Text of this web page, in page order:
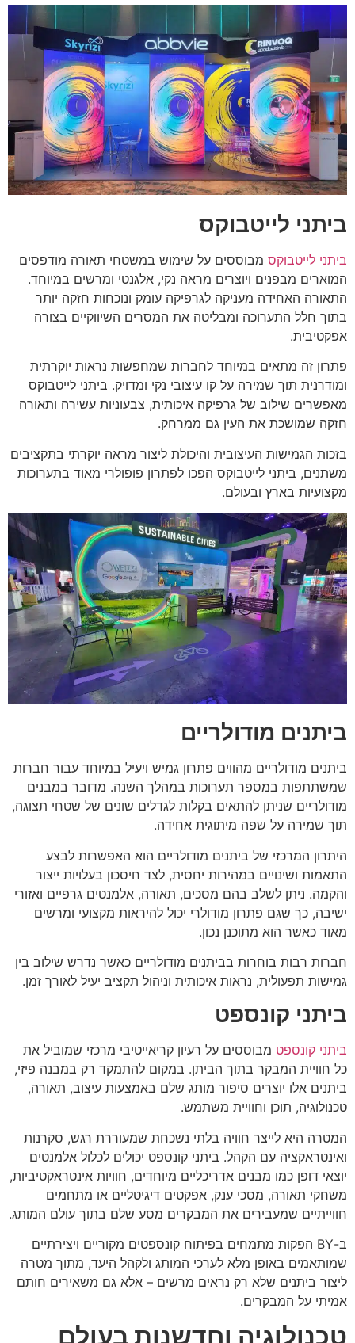
ביתני לייטבוקס
ביתני לייטבוקס מבוססים על שימוש במשטחי תאורה מודפסים
המוארים מבפנים ויוצרים מראה נקי, אלגנטי ומרשים במיוחד.
התאורה האחידה מעניקה לגרפיקה עומק ונוכחות חזקה יותר
בתוך חלל התערוכה ומבליטה את המסרים השיווקיים בצורה
אפקטיבית.
פתרון זה מתאים במיוחד לחברות שמחפשות נראות יוקרתית
ומודרנית תוך שמירה על קו עיצובי נקי ומדויק. ביתני לייטבוקס
מאפשרים שילוב של גרפיקה איכותית, צבעוניות עשירה ותאורה
חזקה שמושכת את העין גם ממרחק.
בזכות הגמישות העיצובית והיכולת ליצור מראה יוקרתי בתקציבים
משתנים, ביתני לייטבוקס הפכו לפתרון פופולרי מאוד בתערוכות
מקצועיות בארץ ובעולם.
ביתנים מודולריים
ביתנים מודולריים מהווים פתרון גמיש ויעיל במיוחד עבור חברות
שמשתתפות במספר תערוכות במהלך השנה. מדובר במבנים
מודולריים שניתן להתאים בקלות לגדלים שונים של שטחי תצוגה,
תוך שמירה על שפה מיתוגית אחידה.
היתרון המרכזי של ביתנים מודולריים הוא האפשרות לבצע
התאמות ושינויים במהירות יחסית, לצד חיסכון בעלויות ייצור
והקמה. ניתן לשלב בהם מסכים, תאורה, אלמנטים גרפיים ואזורי
ישיבה, כך שגם פתרון מודולרי יכול להיראות מקצועי ומרשים
מאוד כאשר הוא מתוכנן נכון.
חברות רבות בוחרות בביתנים מודולריים כאשר נדרש שילוב בין
גמישות תפעולית, נראות איכותית וניהול תקציב יעיל לאורך זמן.
ביתני קונספט
ביתני קונספט מבוססים על רעיון קריאייטיבי מרכזי שמוביל את
כל חוויית המבקר בתוך הביתן. במקום להתמקד רק במבנה פיזי,
ביתנים אלו יוצרים סיפור מותג שלם באמצעות עיצוב, תאורה,
טכנולוגיה, תוכן וחוויית משתמש.
המטרה היא לייצר חוויה בלתי נשכחת שמעוררת רגש, סקרנות
ואינטראקציה עם הקהל. ביתני קונספט יכולים לכלול אלמנטים
יוצאי דופן כמו מבנים אדריכליים מיוחדים, חוויות אינטראקטיביות,
משחקי תאורה, מסכי ענק, אפקטים דיגיטליים או מתחמים
חווייתיים שמעבירים את המבקרים מסע שלם בתוך עולם המותג.
ב-BY הפקות מתמחים בפיתוח קונספטים מקוריים ויצירתיים
שמותאמים באופן מלא לערכי המותג ולקהל היעד, מתוך מטרה
ליצור ביתנים שלא רק נראים מרשים – אלא גם משאירים חותם
אמיתי על המבקרים.
טכנולוגיה וחדשנות בעולם